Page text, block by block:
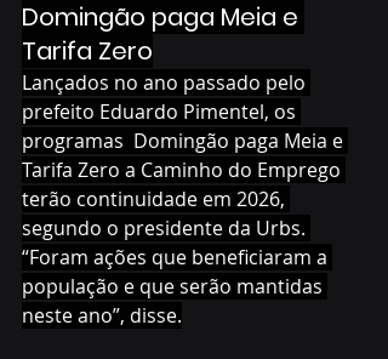
Domingão paga Meia e
Tarifa Zero
Lançados no ano passado pelo
prefeito Eduardo Pimentel, os
programas  Domingão paga Meia e
Tarifa Zero a Caminho do Emprego
terão continuidade em 2026,
segundo o presidente da Urbs.
“Foram ações que beneficiaram a
população e que serão mantidas
neste ano”, disse.